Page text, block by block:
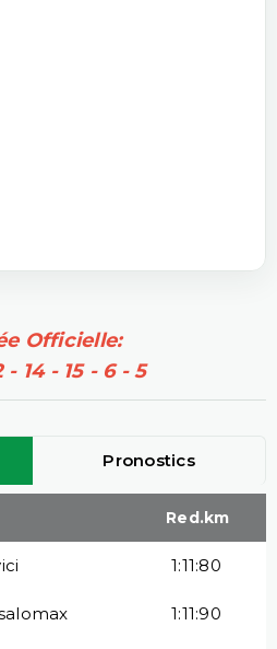
Officielle:
- 14 - 15 - 6 - 5
Pronostics
Red.km
1:11:80
1:11:90